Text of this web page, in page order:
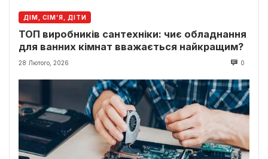
ДІМ, СІМ’Я, ДІТИ
ТОП виробників сантехніки: чиє обладнання
для ванних кімнат вважається найкращим?
28 Лютого, 2026 0